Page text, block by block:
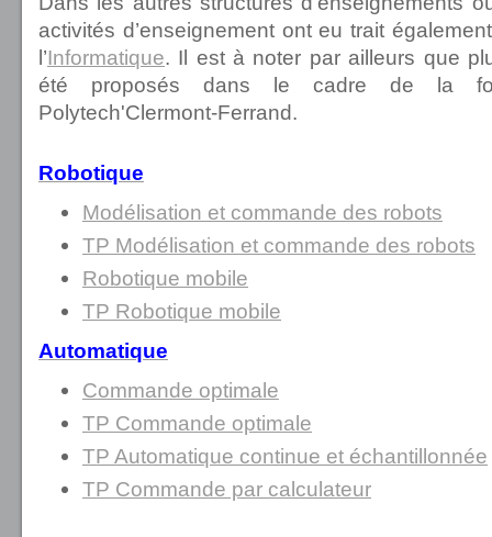
activités d’enseignement ont eu trait
l’Informatique. Il est à noter par ailleurs que
été proposés dans le cadre de la
Polytech'Clermont-Ferrand.
Robotique
Modélisation et commande des robots
TP Modélisation et commande des robots
Robotique mobile
TP Robotique mobile
Automatique
Commande optimale
TP Commande optimale
TP Automatique continue et échantillonnée
TP Commande par calculateur